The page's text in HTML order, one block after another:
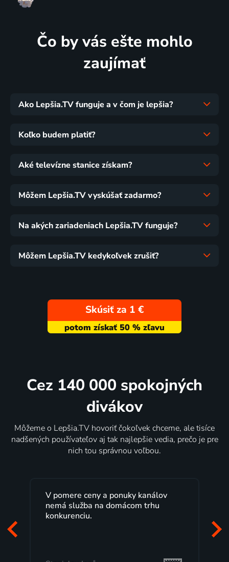
Čo by vás ešte mohlo
zaujímať
Ako Lepšia.TV funguje a v čom je lepšia?
Koľko budem platiť?
Aké televízne stanice získam?
Môžem Lepšia.TV vyskúšať zadarmo?
Na akých zariadeniach Lepšia.TV funguje?
Môžem Lepšia.TV kedykoľvek zrušiť?
Skúsiť za 1 €
Cez 140 000 spokojných
divákov
Môžeme o Lepšia.TV hovoriť čokoľvek chceme, ale tisíce
nadšených používateľov aj tak najlepšie vedia, prečo je pre
nich tou správnou voľbou.
Lepšia.TV sledujem už niekoľko
rokov s maximálnou
pozerať, kedy sa mi hodí, je